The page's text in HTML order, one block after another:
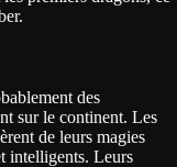
des
sur le continent. Les
de leurs magies
intelligents. Leurs